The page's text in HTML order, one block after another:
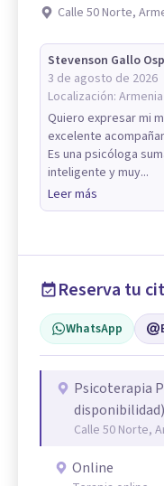
Calle 50 Norte,
Stevenson Gallo
3 de agosto de 2026
Localización: Armenia
Quiero expresar mi
excelente
Es una psicóloga
inteligente y muy...
Leer más
Reserva tu
WhatsApp
Psicoterapia
disponibilidad)
Calle 50 Norte,
Online